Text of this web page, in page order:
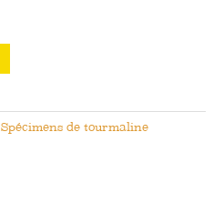
Spécimens de tourmaline